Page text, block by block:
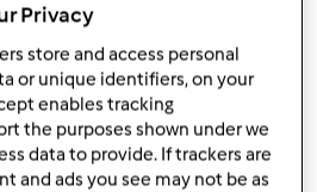
TM 5
przezMiodunka66
opublikowany: 16/07/22
do moich kolekcji
się przepisem
Privacy
store and access personal
or unique identifiers, on your
enables tracking
the purposes shown under we
data to provide. If trackers are
and ads you see may not be as